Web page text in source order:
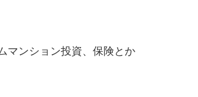
マンション投資、保険とか